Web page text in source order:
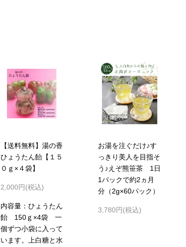
【送料無料】湯の香
ひょうたん飴【１５
０ｇ×４袋】
2,000円(税込)
内容量：ひょうたん
飴 150ｇ×4袋 一
個ずつ小袋に入って
います。上白糖と水
お湯を注ぐだけ♪す
っきり美人を目指そ
う♪えぞ熊笹茶 1日
1パックで約2ヵ月
分（2g×60パック）
3,780円(税込)